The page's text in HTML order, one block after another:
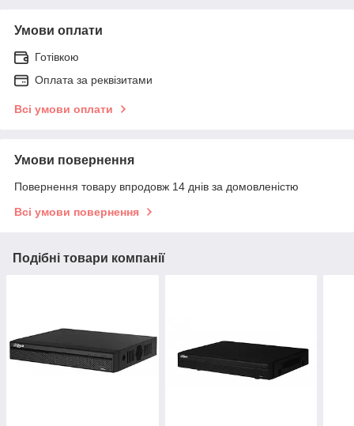
Умови оплати
Готівкою
Оплата за реквізитами
Всі умови оплати
Умови повернення
Повернення товару впродовж 14 днів за домовленістю
Всі умови повернення
Подібні товари компанії